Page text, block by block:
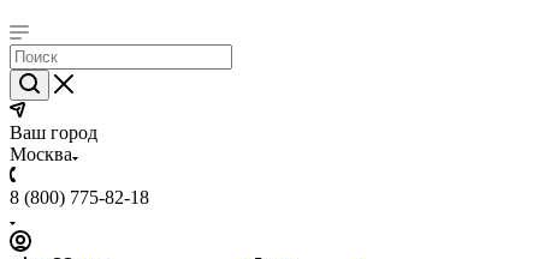
Ваш город
Москва
8 (800) 775-82-18